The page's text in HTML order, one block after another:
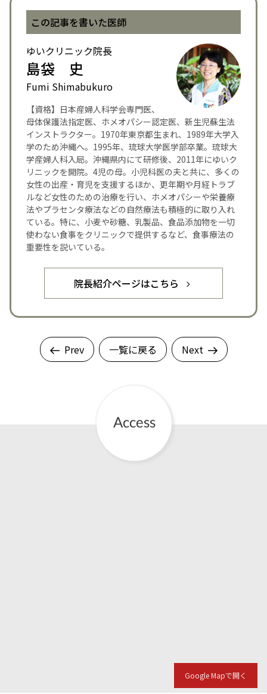
この記事を書いた医師
ゆいクリニック院長
島袋 史
Fumi Shimabukuro
【資格】日本産婦人科学会専門医、
母体保護法指定医、ホメオパシー認定医、新生児蘇生法
インストラクター。1970年東京都生まれ、1989年大学入
学のため沖縄へ。1995年、琉球大学医学部卒業。琉球大
学産婦人科入局。沖縄県内にて研修後、2011年にゆいク
リニックを開院。4児の母。小児科医の夫と共に、多くの
女性の出産・育児を支援するほか、更年期や月経トラブ
ルなど女性のための治療を行い、ホメオパシーや栄養療
法やプラセンタ療法などの自然療法も積極的に取り入れ
ている。特に、小麦や砂糖、乳製品、食品添加物を一切
使わない食事をクリニックで提供するなど、食事療法の
重要性を説いている。
院長紹介ページはこちら
Prev 一覧に戻る Next
Google Mapで開く